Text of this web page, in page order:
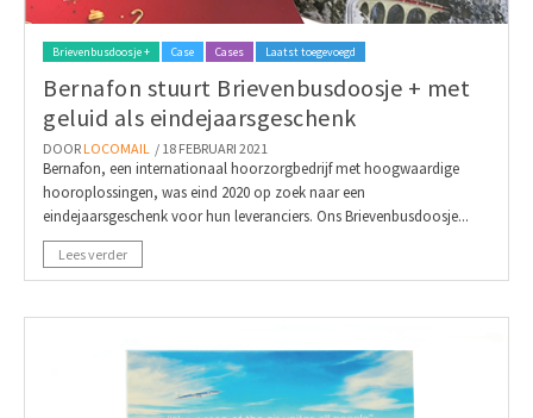
Brievenbusdoosje + Case Cases Laatst toegevoegd
Bernafon stuurt Brievenbusdoosje + met
geluid als eindejaarsgeschenk
DOOR LOCOMAIL / 18 FEBRUARI 2021
Bernafon, een internationaal hoorzorgbedrijf met hoogwaardige
hooroplossingen, was eind 2020 op zoek naar een
eindejaarsgeschenk voor hun leveranciers. Ons Brievenbusdoosje...
Lees verder